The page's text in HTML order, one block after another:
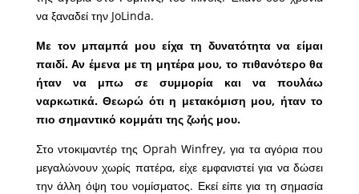
να ξαναδεί την JoLinda.
Με τον μπαμπά μου είχα τη δυνατότητα να είμαι
παιδί. Αν έμενα με τη μητέρα μου, το πιθανότερο θα
ήταν να μπω σε συμμορία και να πουλάω
ναρκωτικά. Θεωρώ ότι η μετακόμιση μου, ήταν το
πιο σημαντικό κομμάτι της ζωής μου.
Στο ντοκιμαντέρ της Oprah Winfrey, για τα αγόρια που
μεγαλώνουν χωρίς πατέρα, είχε εμφανιστεί για να δώσει
την άλλη όψη του νομίσματος. Εκεί είπε για τη σημασία